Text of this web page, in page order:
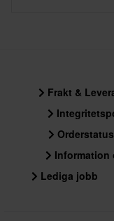
Frakt &
Orderstatus
Information
Lediga jobb